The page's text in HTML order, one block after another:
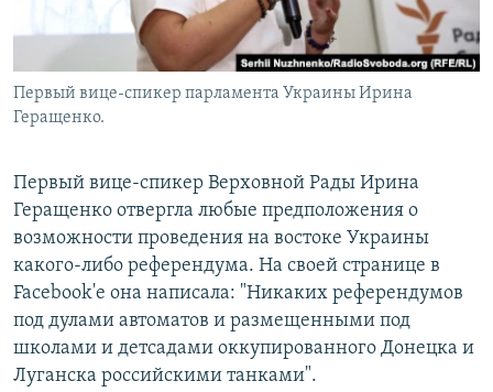
Первый вице-спикер парламента Украины Ирина
Геращенко.
Первый вице-спикер Верховной Рады Ирина
Геращенко отвергла любые предположения о
возможности проведения на востоке Украины
какого-либо референдума. На своей странице в
Facebook'e она написала: "Никаких референдумов
под дулами автоматов и размещенными под
школами и детсадами оккупированного Донецка и
Луганска российскими танками".